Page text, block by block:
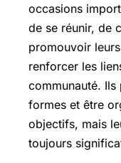
occasions
de se réunir, de
promouvoir
renforcer les
communauté.
formes et être
objectifs, mais
toujours